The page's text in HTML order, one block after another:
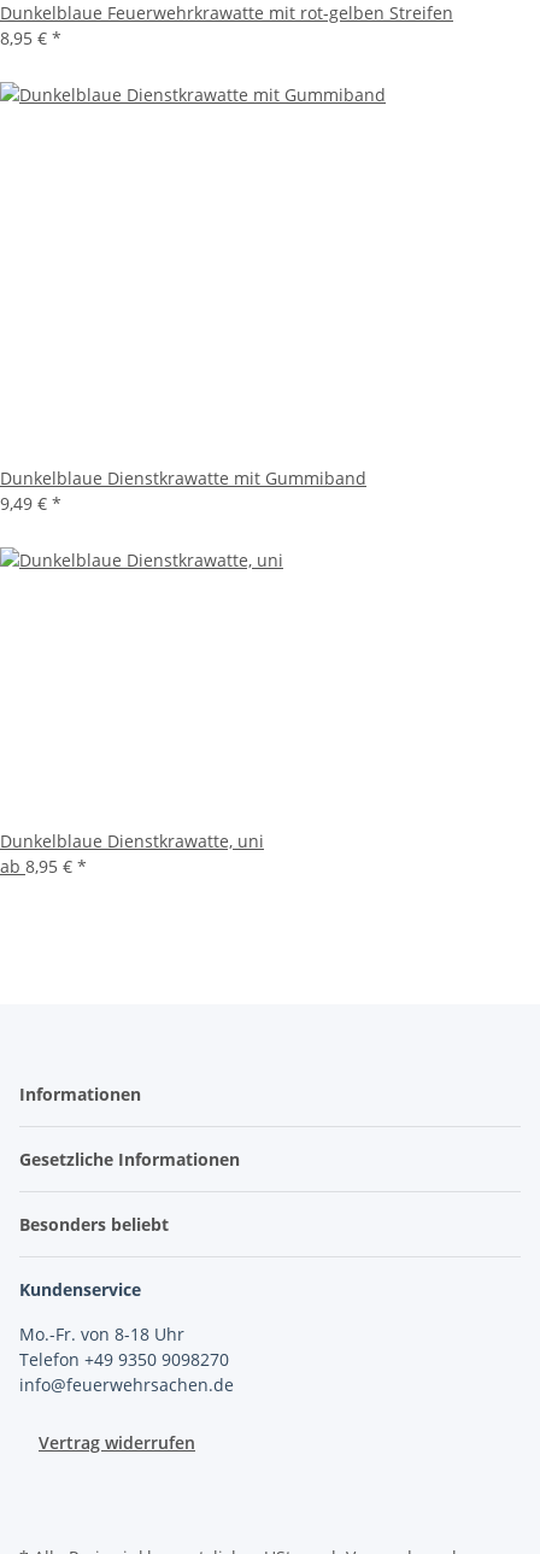
Dunkelblaue Feuerwehrkrawatte mit rot-gelben Streifen
8,95 € *
Dunkelblaue Dienstkrawatte mit Gummiband
9,49 € *
Dunkelblaue Dienstkrawatte, uni
ab 8,95 € *
Informationen
Gesetzliche Informationen
Besonders beliebt
Kundenservice
Mo.-Fr. von 8-18 Uhr
Telefon +49 9350 9098270
info@feuerwehrsachen.de
Vertrag widerrufen